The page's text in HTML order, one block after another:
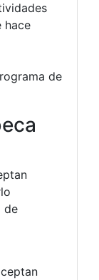
hace
de
de